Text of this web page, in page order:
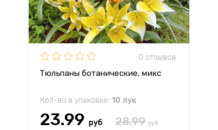
0 отзывов
Тюльпаны ботанические, микс
Кол-во в упаковке: 10 лук
23.99 руб 28.99 руб